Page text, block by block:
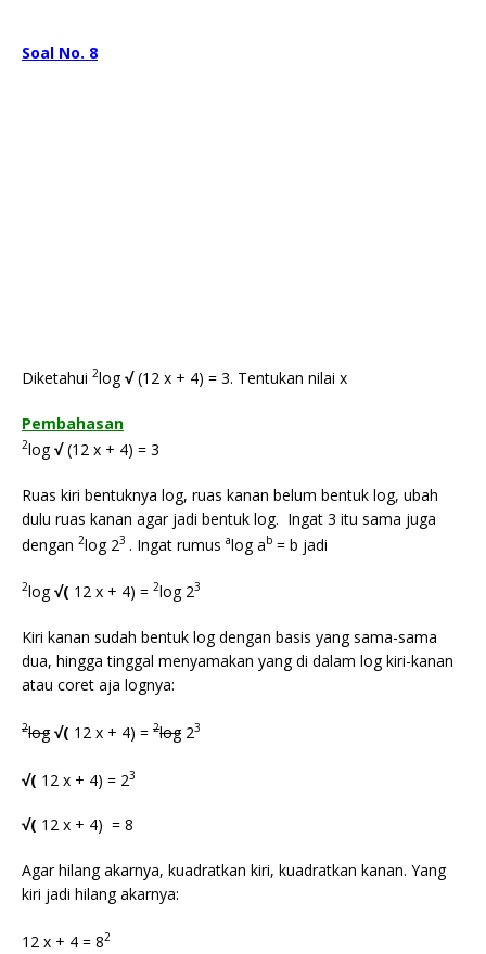
Soal No. 8
Diketahui 2log√(12 x + 4) = 3. Tentukan nilai x
Pembahasan
2log√(12 x + 4) = 3
Ruas kiri bentuknya log, ruas kanan belum bentuk log, ubah
dulu ruas kanan agar jadi bentuk log. Ingat 3 itu sama juga
dengan 2log 23 . Ingat rumus alog ab = b jadi
2log√( 12 x + 4) = 2log 23
Kiri kanan sudah bentuk log dengan basis yang sama-sama
dua, hingga tinggal menyamakan yang di dalam log kiri-kanan
atau coret aja lognya:
2log √( 12 x + 4) = 2log23
√( 12 x + 4) = 23
√( 12 x + 4) = 8
Agar hilang akarnya, kuadratkan kiri, kuadratkan kanan. Yang
kiri jadi hilang akarnya:
12 x + 4 = 82